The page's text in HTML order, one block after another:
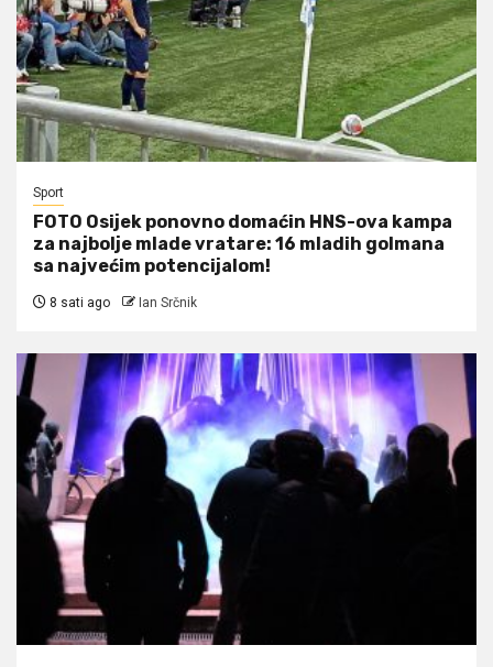
Sport
FOTO Osijek ponovno domaćin HNS-ova kampa
za najbolje mlade vratare: 16 mladih golmana
sa najvećim potencijalom!
8 sati ago Ian Srčnik